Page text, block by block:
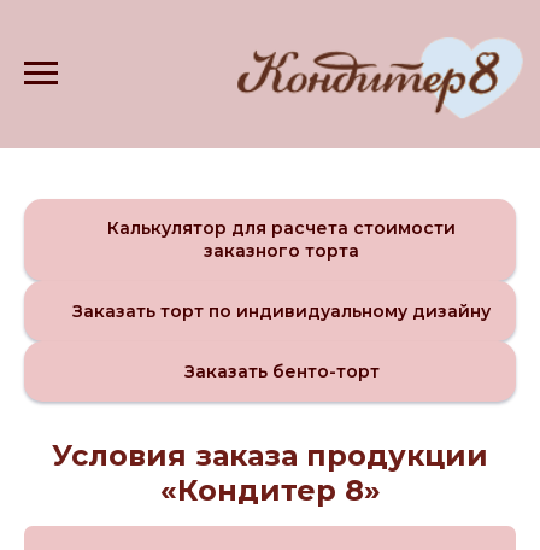
Калькулятор для расчета стоимости
заказного торта
Заказать торт по индивидуальному дизайну
Заказать бенто-торт
Условия заказа продукции
«Кондитер 8»